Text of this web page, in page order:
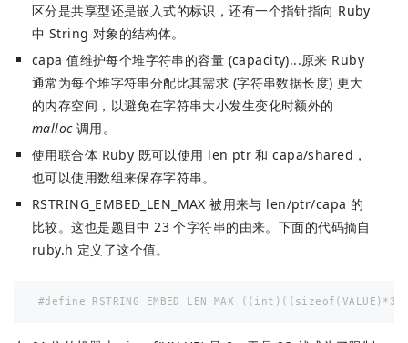
区分是共享型还是嵌入式的标识，还有一个指针指向 Ruby
中 String 对象的结构体。
capa 值维护每个堆字符串的容量 (capacity)...原来 Ruby
通常为每个堆字符串分配比其需求 (字符串数据长度) 更大
的内存空间，以避免在字符串大小发生变化时额外的
malloc调用。
使用联合体 Ruby 既可以使用 len ptr 和 capa/shared，
也可以使用数组来保存字符串。
RSTRING_EMBED_LEN_MAX 被用来与 len/ptr/capa 的
比较。这也是题目中 23 个字符串的由来。下面的代码摘自
ruby.h 定义了这个值。